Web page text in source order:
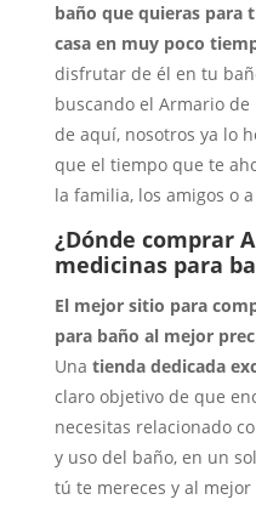
baño que quieras para
casa en muy poco
disfrutar de él en tu
buscando el Armario
de aquí, nosotros ya lo
que el tiempo que te
la familia, los amigos o
¿Dónde comprar
medicinas para
El mejor sitio para
para baño al mejor
Una tienda dedicada
claro objetivo de que
necesitas relacionado
y uso del baño, en un
tú te mereces y al mejor